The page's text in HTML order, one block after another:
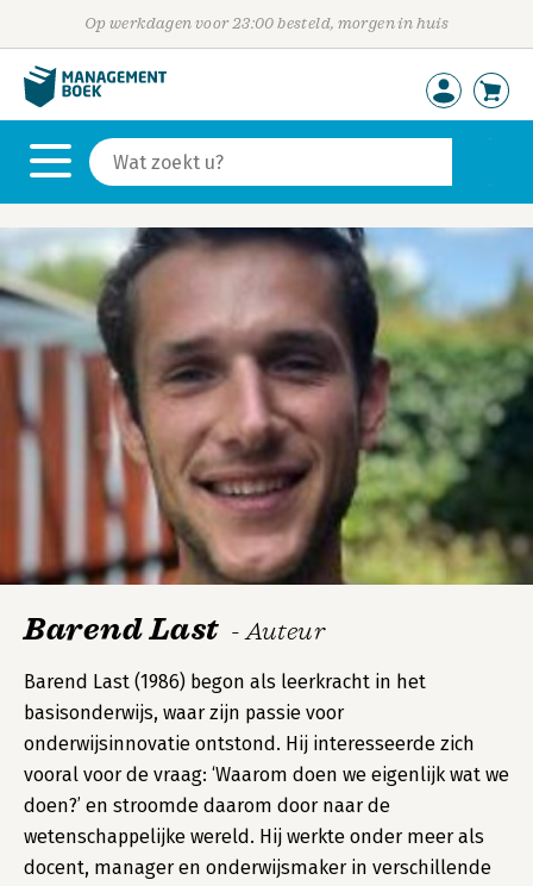
Op werkdagen voor 23:00 besteld, morgen in huis
Barend Last - Auteur
Barend Last (1986) begon als leerkracht in het
basisonderwijs, waar zijn passie voor
onderwijsinnovatie ontstond. Hij interesseerde zich
vooral voor de vraag: ‘Waarom doen we eigenlijk wat we
doen?’ en stroomde daarom door naar de
wetenschappelijke wereld. Hij werkte onder meer als
docent, manager en onderwijsmaker in verschillende